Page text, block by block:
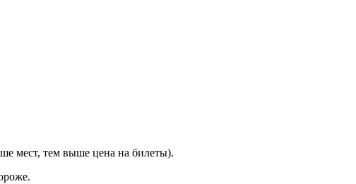
мест, тем выше цена на билеты).